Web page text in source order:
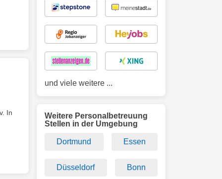
In
und viele weitere ...
Weitere Personalbetreuung
Stellen in der Umgebung
Dortmund Essen
Düsseldorf Bonn